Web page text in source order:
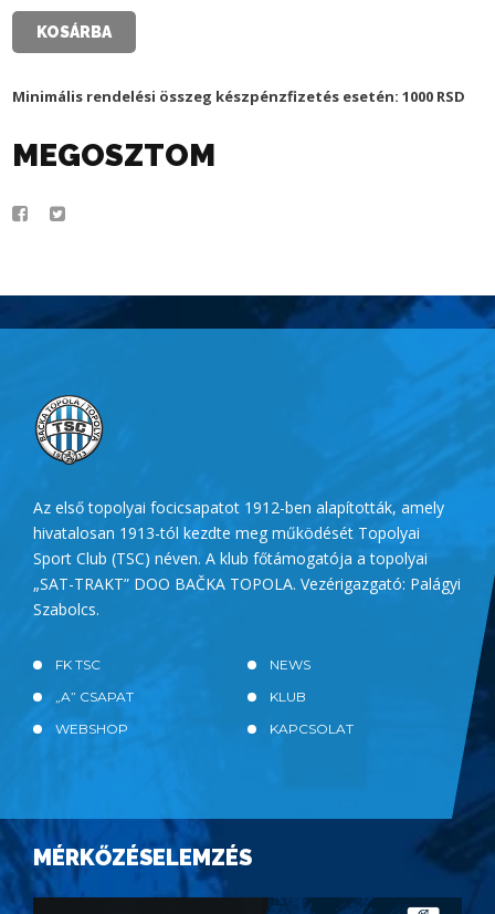
2026
SZEZON
–
mennyiség
KOSÁRBA
Minimális rendelési összeg készpénzfizetés esetén: 1000 RSD
MEGOSZTOM
Az első topolyai focicsapatot 1912-ben alapították, amely
hivatalosan 1913-tól kezdte meg működését Topolyai
Sport Club (TSC) néven. A klub főtámogatója a topolyai
„SAT-TRAKT” DOO BAČKA TOPOLA. Vezérigazgató: Palágyi
Szabolcs.
FK TSC
NEWS
„A” CSAPAT
KLUB
WEBSHOP
KAPCSOLAT
MÉRKŐZÉSELEMZÉS